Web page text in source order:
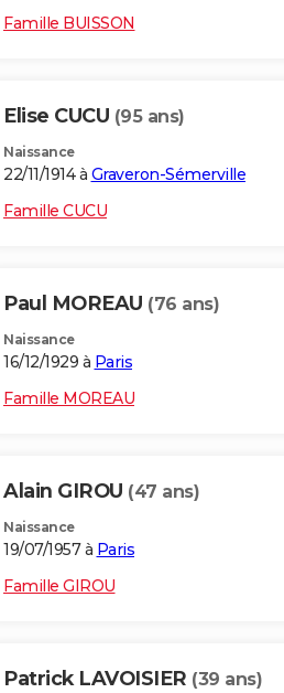
Famille BUISSON
Elise CUCU (95 ans)
Naissance
22/11/1914 à Graveron-Sémerville
Famille CUCU
Paul MOREAU (76 ans)
Naissance
16/12/1929 à Paris
Famille MOREAU
Alain GIROU (47 ans)
Naissance
19/07/1957 à Paris
Famille GIROU
Patrick LAVOISIER (39 ans)